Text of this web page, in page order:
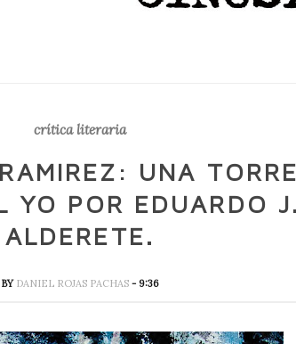
crítica literaria
UNA
YO POR EDUARDO
ALDERETE.
BY DANIEL ROJAS PACHAS - 9:36